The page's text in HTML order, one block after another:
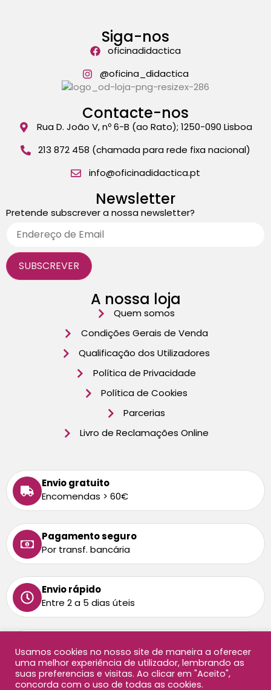
Siga-nos
oficinadidactica
@oficina_didactica
Contacte-nos
Rua D. João V, nº 6-B (ao Rato); 1250-090 Lisboa
213 872 458 (chamada para rede fixa nacional)
info@oficinadidactica.pt
Newsletter
Pretende subscrever a nossa newsletter?
A nossa loja
Quem somos
Condições Gerais de Venda
Qualificação dos Utilizadores
Política de Privacidade
Política de Cookies
Parcerias
Livro de Reclamações Online
Envio gratuito
Encomendas > 60€
Pagamento seguro
Por transf. bancária
Envio rápido
Entre 2 a 5 dias úteis
Ligue-nos: 213 872 458
Chamada para rede fixa nacional
Usamos cookies no nosso site de maneira a oferecer
uma melhor experiência de utilizador, lembrando as
suas preferencias e visitas. Ao clicar em "Aceito",
concorda com o uso de todas as cookies.